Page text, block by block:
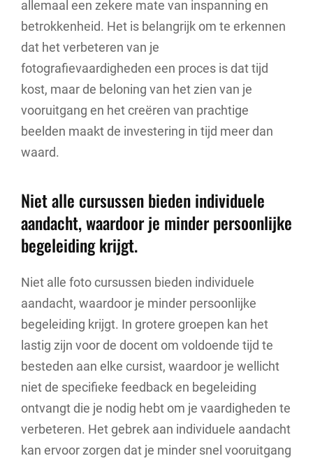
allemaal een zekere mate van inspanning en
betrokkenheid. Het is belangrijk om te erkennen
dat het verbeteren van je
fotografievaardigheden een proces is dat tijd
kost, maar de beloning van het zien van je
vooruitgang en het creëren van prachtige
beelden maakt de investering in tijd meer dan
waard.
Niet alle cursussen bieden individuele
aandacht, waardoor je minder persoonlijke
begeleiding krijgt.
Niet alle foto cursussen bieden individuele
aandacht, waardoor je minder persoonlijke
begeleiding krijgt. In grotere groepen kan het
lastig zijn voor de docent om voldoende tijd te
besteden aan elke cursist, waardoor je wellicht
niet de specifieke feedback en begeleiding
ontvangt die je nodig hebt om je vaardigheden te
verbeteren. Het gebrek aan individuele aandacht
kan ervoor zorgen dat je minder snel vooruitgang